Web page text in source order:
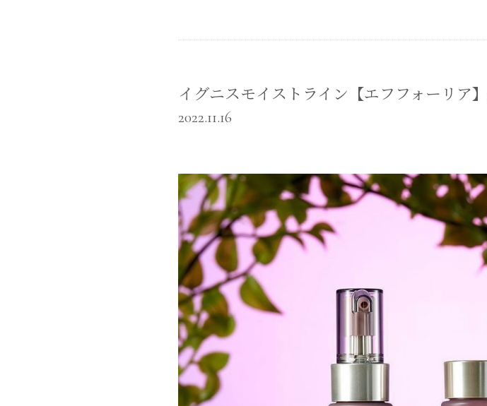
イグニスモイストライン【エフフォーリア
2022.11.16